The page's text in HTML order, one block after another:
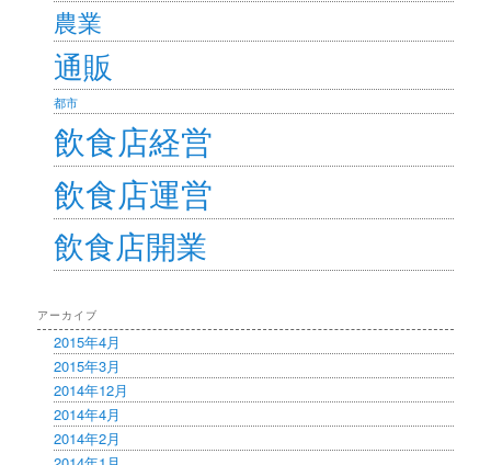
農業
通販
都市
飲食店経営
飲食店運営
飲食店開業
アーカイブ
2015年4月
2015年3月
2014年12月
2014年4月
2014年2月